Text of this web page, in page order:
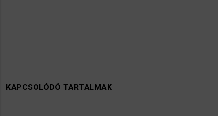
KAPCSOLÓDÓ TARTALMAK